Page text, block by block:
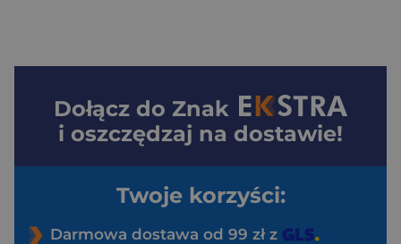
Dołącz do Znak
i oszczędzaj na dostawie!
Twoje korzyści:
Darmowa dostawa od 99 zł z